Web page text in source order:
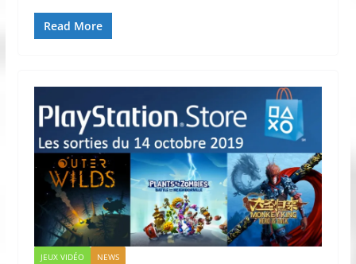
Read More
JEUX VIDÉO NEWS